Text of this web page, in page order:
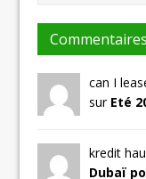
can I
sur Eté
kredit
Dubaï